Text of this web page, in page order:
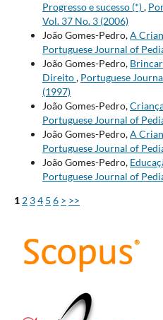
Progresso e sucesso (*),
Vol. 37 No. 3 (2006)
João Gomes-Pedro,A
Portuguese Journal of
João Gomes-Pedro,
Direito, Portuguese
(1997)
João Gomes-Pedro,
Portuguese Journal of
João Gomes-Pedro,A
Portuguese Journal of
João Gomes-Pedro,
Portuguese Journal of
1 2 34 5 6 > >>